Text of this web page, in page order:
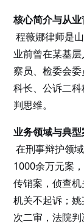
核心简介与从业
程薇娜律师是
业前曾在某基
察员、检委会
科长、公诉二
判思维。
业务领域与典型
在刑事辩护领
1000余万元案
传销案，侦查
机关不起诉；
次二审，法院